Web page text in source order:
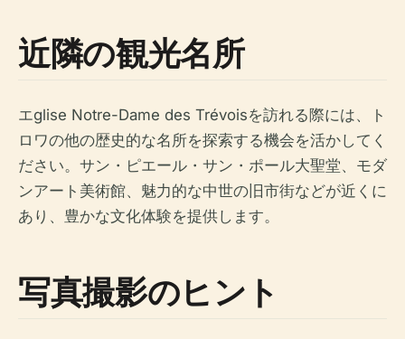
近隣の観光名所
エglise Notre-Dame des Trévoisを訪れる際には、ト
ロワの他の歴史的な名所を探索する機会を活かしてく
ださい。サン・ピエール・サン・ポール大聖堂、モダ
ンアート美術館、魅力的な中世の旧市街などが近くに
あり、豊かな文化体験を提供します。
写真撮影のヒント